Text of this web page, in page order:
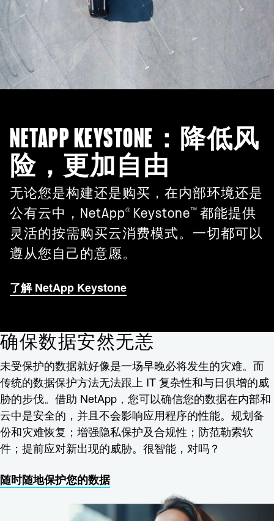
NETAPP KEYSTONE：降低风
险，更加自由
无论您是构建还是购买，在内部环境还是
公有云中，NetApp® Keystone™ 都能提供
灵活的按需购买云消费模式。一切都可以
遵从您自己的意愿。
了解 NetApp Keystone
确保数据安然无恙
未受保护的数据就好像是一场早晚必将发生的灾难。而
传统的数据保护方法无法跟上 IT 复杂性和与日俱增的威
胁的步伐。借助 NetApp，您可以确信您的数据在内部和
云中是安全的，并且不会影响应用程序的性能。规划备
份和灾难恢复；增强隐私保护及合规性；防范勒索软
件；提前应对新出现的威胁。很智能，对吗？
随时随地保护您的数据